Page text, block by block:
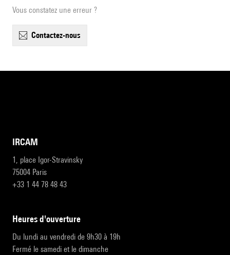
Vous constatez une erreur ?
contactez-nous
IRCAM
1, place Igor-Stravinsky
75004 Paris
+33 1 44 78 48 43
heures d'ouverture
Du lundi au vendredi de 9h30 à 19h
Fermé le samedi et le dimanche